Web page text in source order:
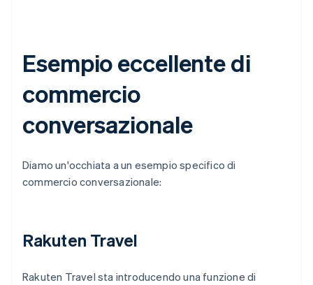
Esempio eccellente di
commercio
conversazionale
Diamo un'occhiata a un esempio specifico di
commercio conversazionale:
Rakuten Travel
Rakuten Travel sta introducendo una funzione di